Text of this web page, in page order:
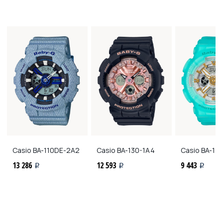
Casio BA-110DE-2A2
13 286 i
Casio BA-130-1A4
12 593 i
Casio BA-
9 443 i